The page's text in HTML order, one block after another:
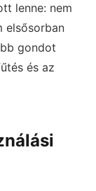
lenne: nem
elsősorban
gondot
és az